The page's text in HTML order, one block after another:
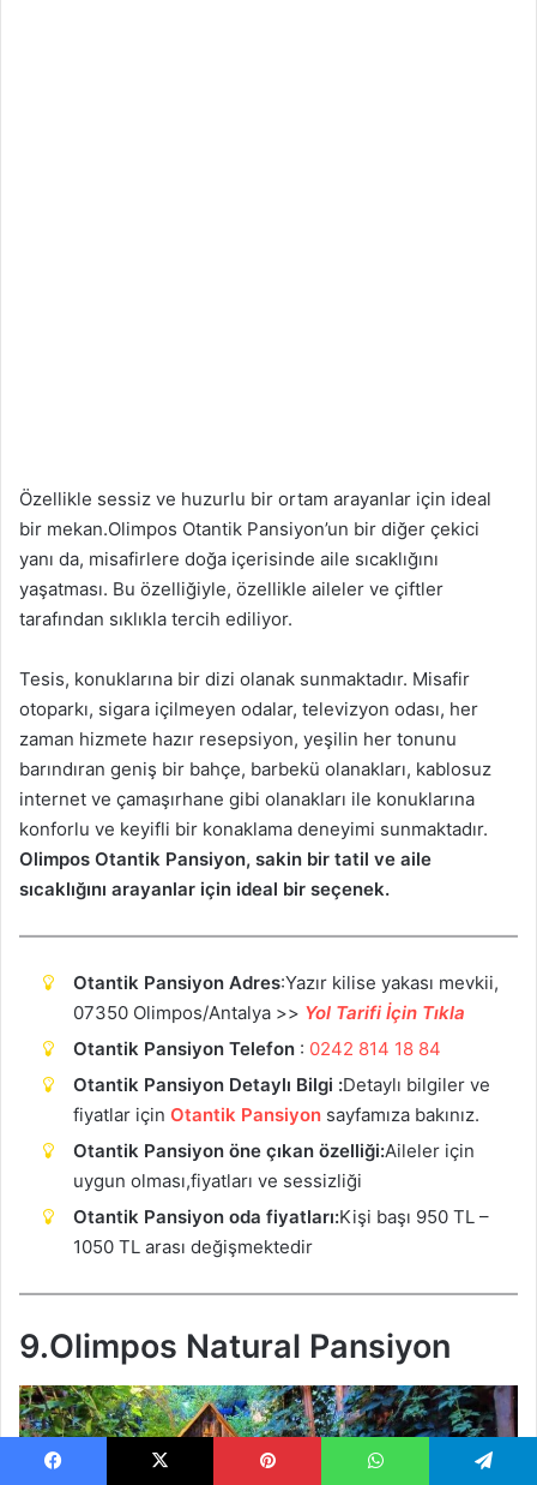
Özellikle sessiz ve huzurlu bir ortam arayanlar için ideal
bir mekan.Olimpos Otantik Pansiyon’un bir diğer çekici
yanı da, misafirlere doğa içerisinde aile sıcaklığını
yaşatması. Bu özelliğiyle, özellikle aileler ve çiftler
tarafından sıklıkla tercih ediliyor.
Tesis, konuklarına bir dizi olanak sunmaktadır. Misafir
otoparkı, sigara içilmeyen odalar, televizyon odası, her
zaman hizmete hazır resepsiyon, yeşilin her tonunu
barındıran geniş bir bahçe, barbekü olanakları, kablosuz
internet ve çamaşırhane gibi olanakları ile konuklarına
konforlu ve keyifli bir konaklama deneyimi sunmaktadır.
Olimpos Otantik Pansiyon, sakin bir tatil ve aile
sıcaklığını arayanlar için ideal bir seçenek.
Otantik Pansiyon Adres:Yazır kilise yakası mevkii,
07350 Olimpos/Antalya >> Yol Tarifi İçin Tıkla
Otantik Pansiyon Telefon : 0242 814 18 84
Otantik Pansiyon Detaylı Bilgi :Detaylı bilgiler ve
fiyatlar için Otantik Pansiyon sayfamıza bakınız.
Otantik Pansiyon öne çıkan özelliği:Aileler için
uygun olması,fiyatları ve sessizliği
Otantik Pansiyon oda fiyatları:Kişi başı 950 TL –
1050 TL arası değişmektedir
9.Olimpos Natural Pansiyon